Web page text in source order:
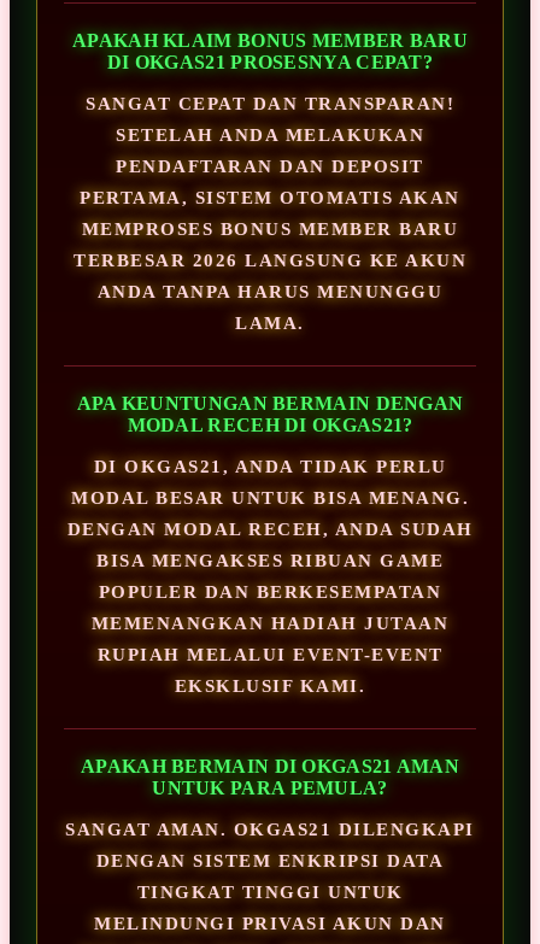
APAKAH KLAIM BONUS MEMBER BARU
DI OKGAS21 PROSESNYA CEPAT?
SANGAT CEPAT DAN TRANSPARAN!
SETELAH ANDA MELAKUKAN
PENDAFTARAN DAN DEPOSIT
PERTAMA, SISTEM OTOMATIS AKAN
MEMPROSES BONUS MEMBER BARU
TERBESAR 2026 LANGSUNG KE AKUN
ANDA TANPA HARUS MENUNGGU
LAMA.
APA KEUNTUNGAN BERMAIN DENGAN
MODAL RECEH DI OKGAS21?
DI OKGAS21, ANDA TIDAK PERLU
MODAL BESAR UNTUK BISA MENANG.
DENGAN MODAL RECEH, ANDA SUDAH
BISA MENGAKSES RIBUAN GAME
POPULER DAN BERKESEMPATAN
MEMENANGKAN HADIAH JUTAAN
RUPIAH MELALUI EVENT-EVENT
EKSKLUSIF KAMI.
APAKAH BERMAIN DI OKGAS21 AMAN
UNTUK PARA PEMULA?
SANGAT AMAN. OKGAS21 DILENGKAPI
DENGAN SISTEM ENKRIPSI DATA
TINGKAT TINGGI UNTUK
MELINDUNGI PRIVASI AKUN DAN